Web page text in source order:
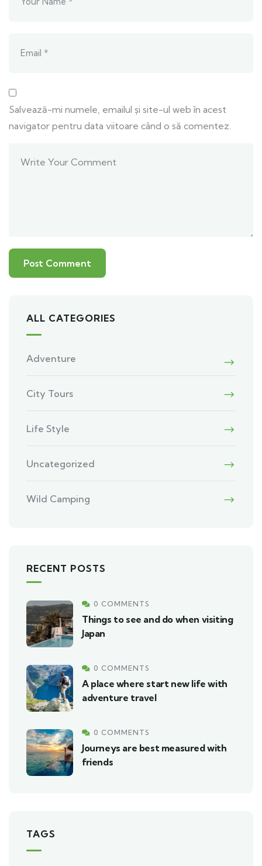
Salvează-mi numele, emailul și site-ul web în acest
navigator pentru data viitoare când o să comentez.
ALL CATEGORIES
Adventure
City Tours
Life Style
Uncategorized
Wild Camping
RECENT POSTS
0 COMMENTS
Things to see and do when visiting
Japan
0 COMMENTS
A place where start new life with
adventure travel
0 COMMENTS
Journeys are best measured with
friends
TAGS